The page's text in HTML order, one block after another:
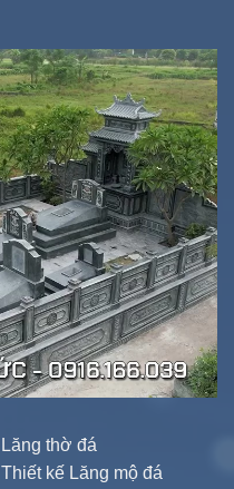
Lăng thờ đá
Thiết kế Lăng mộ đá